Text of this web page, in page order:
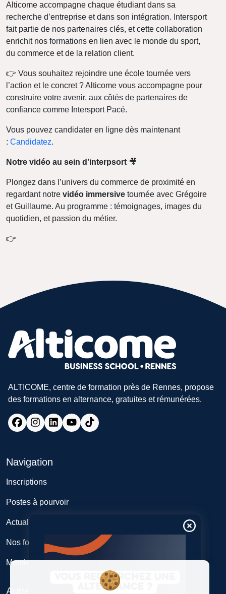
Alticome accompagne chaque étudiant dans sa
recherche d’entreprise et dans son intégration. Intersport
fait partie de nos partenaires clés, et cette collaboration
enrichit nos formations en lien avec le monde du sport,
du commerce et de la relation client.
👉 Vous souhaitez rejoindre une école tournée vers
l’action et le concret ? Alticome vous accompagne pour
construire votre avenir, aux côtés de partenaires de
confiance comme Intersport Pacé.
Vous pouvez candidater en ligne dès maintenant
: Candidatez.
Notre vidéo au sein d’interpsort 🎥
Plongez dans l’univers du commerce de proximité en
regardant notre vidéo immersive tournée avec Grégoire
et Guillaume. Au programme : témoignages, images du
quotidien, et passion du métier.
👉
ALTICOME, centre de formation près de Rennes, propose
des formations en alternance, gratuites et rémunérées.
Navigation
Inscriptions
Postes à pourvoir
Actualités
Nos formations
Mentions légales
Autres